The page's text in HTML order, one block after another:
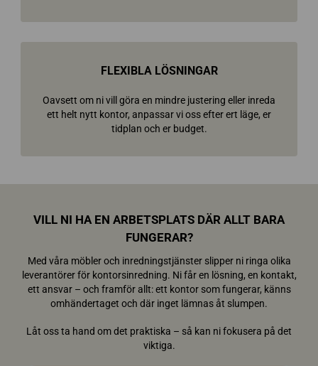
FLEXIBLA LÖSNINGAR
Oavsett om ni vill göra en mindre justering eller inreda
ett helt nytt kontor, anpassar vi oss efter ert läge, er
tidplan och er budget.
VILL NI HA EN ARBETSPLATS DÄR ALLT BARA
FUNGERAR?
Med våra möbler och inredningstjänster slipper ni ringa olika
leverantörer för kontorsinredning. Ni får en lösning, en kontakt,
ett ansvar – och framför allt: ett kontor som fungerar, känns
omhändertaget och där inget lämnas åt slumpen.
Låt oss ta hand om det praktiska – så kan ni fokusera på det
viktiga.